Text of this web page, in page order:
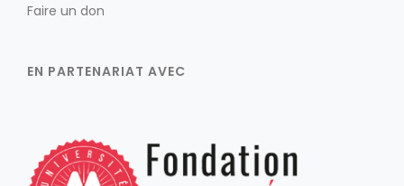
Faire un don
EN PARTENARIAT AVEC